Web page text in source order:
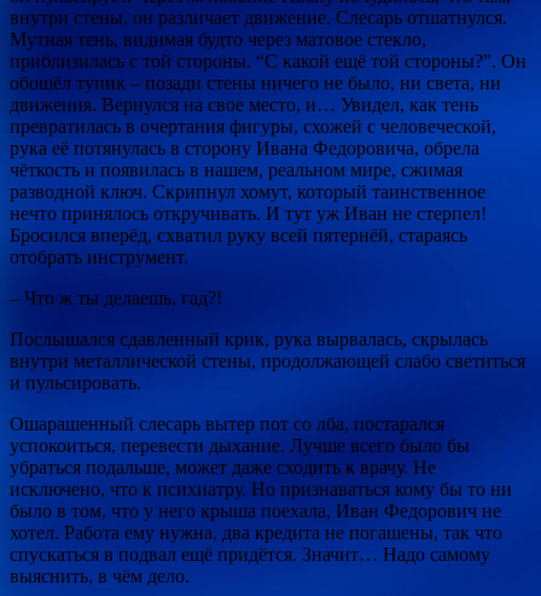
внутри стены, он различает движение. Слесарь отшатнулся.
Мутная тень, видимая будто через матовое стекло,
приблизилась с той стороны. “С какой ещё той стороны?”. Он
обошёл тупик – позади стены ничего не было, ни света, ни
движения. Вернулся на свое место, и… Увидел, как тень
превратилась в очертания фигуры, схожей с человеческой,
рука её потянулась в сторону Ивана Федоровича, обрела
чёткость и появилась в нашем, реальном мире, сжимая
разводной ключ. Скрипнул хомут, который таинственное
нечто принялось откручивать. И тут уж Иван не стерпел!
Бросился вперёд, схватил руку всей пятернёй, стараясь
отобрать инструмент.
– Что ж ты делаешь, гад?!
Послышался сдавленный крик, рука вырвалась, скрылась
внутри металлической стены, продолжающей слабо светиться
и пульсировать.
Ошарашенный слесарь вытер пот со лба, постарался
успокоиться, перевести дыхание. Лучше всего было бы
убраться подальше, может даже сходить к врачу. Не
исключено, что к психиатру. Но признаваться кому бы то ни
было в том, что у него крыша поехала, Иван Федорович не
хотел. Работа ему нужна, два кредита не погашены, так что
спускаться в подвал ещё придётся. Значит… Надо самому
выяснить, в чём дело.